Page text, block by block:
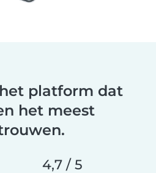
platform dat
het meest
4,7 / 5